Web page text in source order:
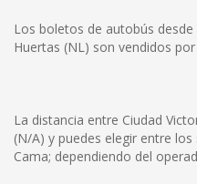
Los boletos de autobús
Huertas (NL) son vendidos por
La distancia entre Ciudad
(N/A) y puedes elegir entre
Cama; dependiendo del